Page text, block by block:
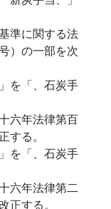
準に関する法
）の一部を次
を「、石炭手
六年法律第百
する。
を「、石炭手
六年法律第二
正する。